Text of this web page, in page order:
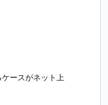
ースがネット上